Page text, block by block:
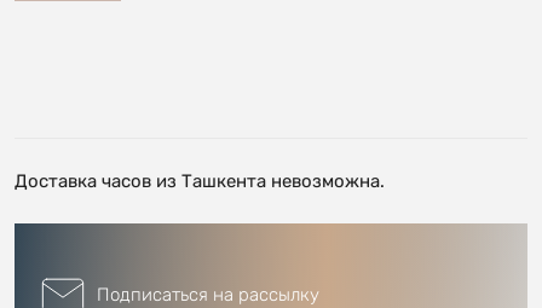
Доставка часов из Ташкента невозможна.
Подписаться на рассылку